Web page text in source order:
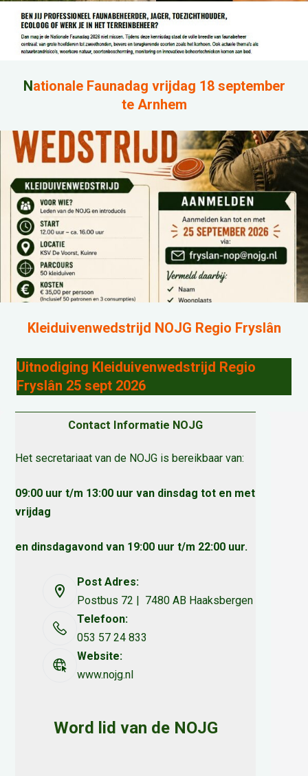
Nationale Faunadag vrijdag 18 september
te Arnhem
Kleiduivenwedstrijd NOJG Regio Fryslân
Uitnodiging Kleiduivenwedstrijd Regio
Fryslân 25 sept 2026
Contact Informatie NOJG
Het secretariaat van de NOJG is bereikbaar van:
09:00 uur t/m 13:00 uur van dinsdag tot en met
vrijdag
en dinsdagavond van 19:00 uur t/m 22:00 uur.
Post Adres:
Postbus 72 | 7480 AB Haaksbergen
Telefoon:
053 57 24 833
Website:
www.nojg.nl
Word lid van de NOJG